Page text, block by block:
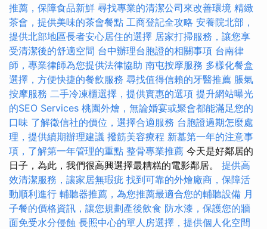
推薦，保障食品新鮮 尋找專業的清潔公司來改善環境 精緻
茶會，提供美味的茶會餐點 工商登記全攻略 安養院北部，
提供北部地區長者安心居住的選擇 居家打掃服務，讓您享
受清潔後的舒適空間 台中辦理台胞證的相關事項 台南律
師，專業律師為您提供法律協助 南屯按摩服務 多樣化餐盒
選擇，方便快捷的餐飲服務 尋找值得信賴的牙醫推薦 脹氣
按摩服務 二手冷凍櫃選擇，提供實惠的選項 提升網站曝光
的SEO Services 桃園外燴，無論婚宴或聚會都能滿足您的
口味 了解徵信社的價位，選擇合適服務 台胞證過期怎麼處
理，提供續期辦理建議 撥筋美容療程 新墓第一年的注意事
項，了解第一年管理的重點 整骨專業推薦 今天是好鄰居的
日子，為此，我們很高興選擇最糟糕的電影鄰居。 提供高
效清潔服務，讓家居無瑕疵 找到可靠的外燴廠商，保障活
動順利進行 輔聽器推薦，為您推薦最適合您的輔聽設備 月
子餐的價格資訊，讓您規劃產後飲食 防水漆，保護您的牆
面免受水分侵蝕 長照中心的單人房選擇，提供個人化空間